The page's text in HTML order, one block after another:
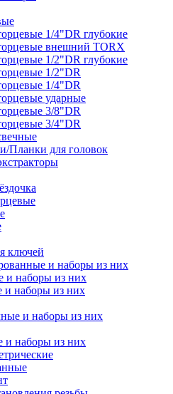
1/4"DR глубокие
внешний TORX
1/2"DR глубокие
1/2"DR
1/4"DR
ударные
3/8"DR
3/4"DR
Планки для головок
ключей
и наборы из них
и наборы из них
и наборы из них
и наборы из них
и наборы из них